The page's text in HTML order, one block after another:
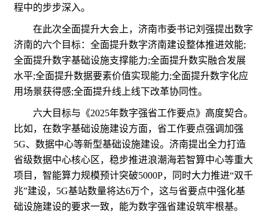
程中的步步深入。
在此次全面提升大会上，济南市委书记刘强提出数字
济南的六个目标：全面提升数字济南建设整体推进效能;
全面提升数字基础设施支撑能力;全面提升数实融合发展
水平;全面提升数据要素价值实现能力;全面提升数字化应
用场景获得感;全面提升线上线下改革协同性。
六大目标与《2025年数字强省工作要点》高度契合。
比如，在数字基础设施建设方面，省工作要点强调加强
5G、数据中心等新型基础设施建设。济南提出全力打造
省级数据中心核心区，稳步推进浪潮海若智算中心等重大
项目，智能算力规模预计突破5000P，同时大力推进“双千
兆”建设，5G基站数量将达6万个，这与省要点中强化基
础设施建设的要求一致，能为数字强省建设筑牢根基。